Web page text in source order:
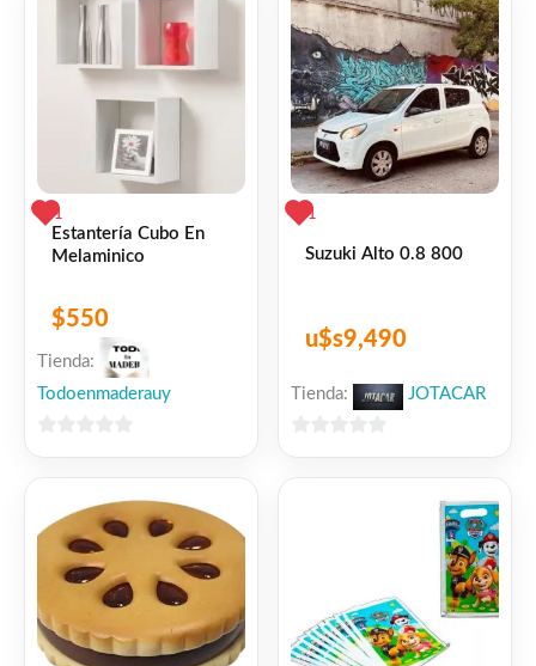
1
Estantería Cubo En
Melaminico
$550
Tienda:
Todoenmaderauy
1
Suzuki Alto 0.8 800
u$s9,490
Tienda: JOTACAR